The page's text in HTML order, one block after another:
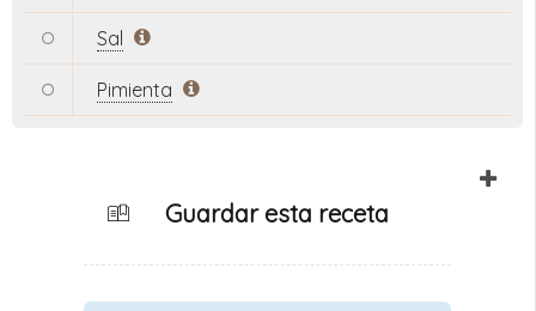
Sal
Pimienta
Guardar esta receta